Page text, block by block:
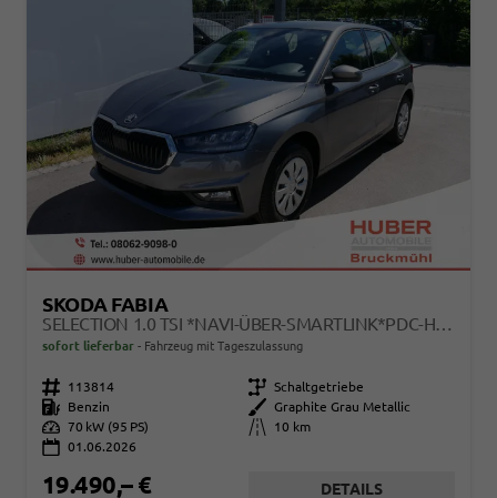
SKODA FABIA
SELECTION 1.0 TSI *NAVI-ÜBER-SMARTLINK*PDC-HI*LED*SHZ*KLIMA*RADIO
sofort lieferbar Fahrzeug mit Tageszulassung
Fahrzeugnr. 113814 Getriebe Schaltgetriebe
Kraftstoff
Benzin Außenfarbe
Graphite Grau Metallic
Leistung 70 kW (95 PS) Kilometerstand
10 km
01.06.2026
19.490,– € DETAILS